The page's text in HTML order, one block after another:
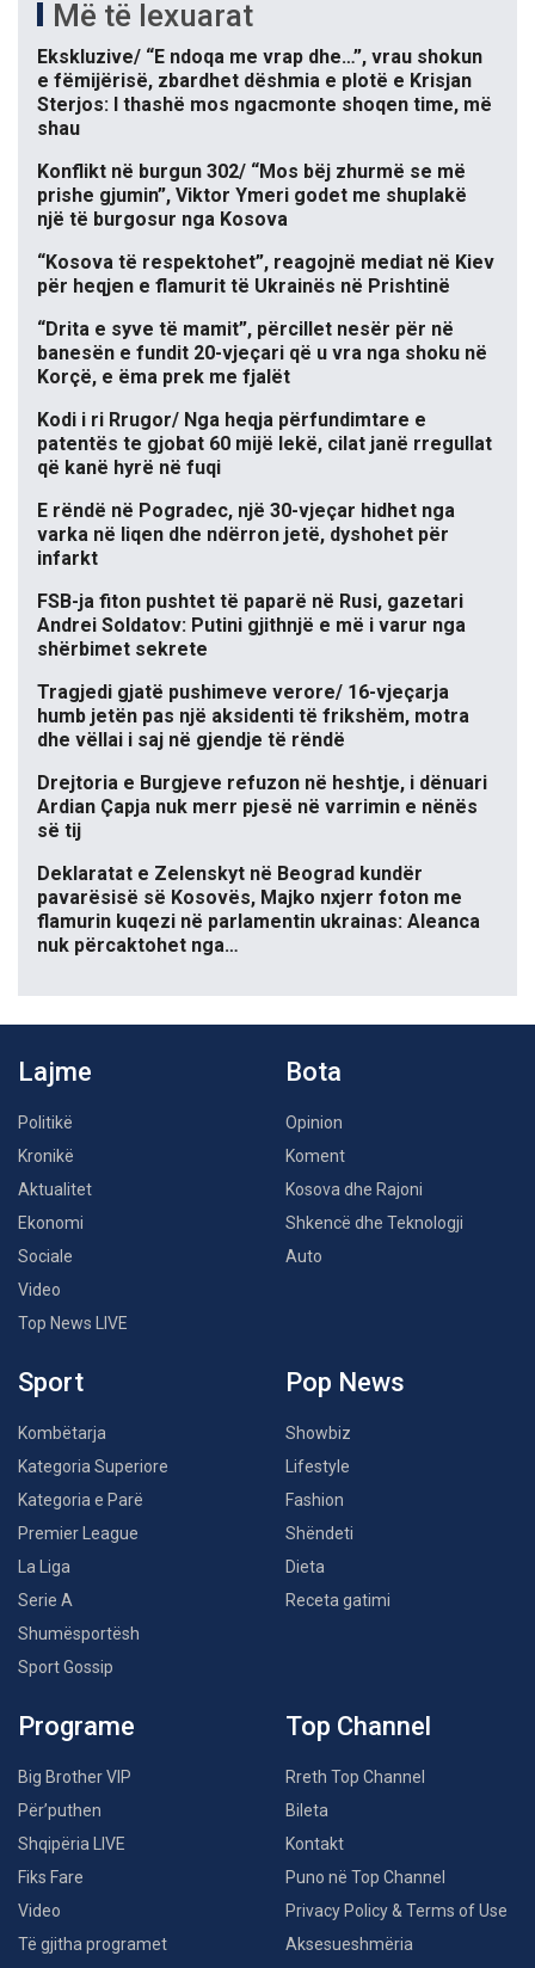
Më të lexuarat
Ekskluzive/ “E ndoqa me vrap dhe…”, vrau shokun
e fëmijërisë, zbardhet dëshmia e plotë e Krisjan
Sterjos: I thashë mos ngacmonte shoqen time, më
shau
Konflikt në burgun 302/ “Mos bëj zhurmë se më
prishe gjumin”, Viktor Ymeri godet me shuplakë
një të burgosur nga Kosova
“Kosova të respektohet”, reagojnë mediat në Kiev
për heqjen e flamurit të Ukrainës në Prishtinë
“Drita e syve të mamit”, përcillet nesër për në
banesën e fundit 20-vjeçari që u vra nga shoku në
Korçë, e ëma prek me fjalët
Kodi i ri Rrugor/ Nga heqja përfundimtare e
patentës te gjobat 60 mijë lekë, cilat janë rregullat
që kanë hyrë në fuqi
E rëndë në Pogradec, një 30-vjeçar hidhet nga
varka në liqen dhe ndërron jetë, dyshohet për
infarkt
FSB-ja fiton pushtet të paparë në Rusi, gazetari
Andrei Soldatov: Putini gjithnjë e më i varur nga
shërbimet sekrete
Tragjedi gjatë pushimeve verore/ 16-vjeçarja
humb jetën pas një aksidenti të frikshëm, motra
dhe vëllai i saj në gjendje të rëndë
Drejtoria e Burgjeve refuzon në heshtje, i dënuari
Ardian Çapja nuk merr pjesë në varrimin e nënës
së tij
Deklaratat e Zelenskyt në Beograd kundër
pavarësisë së Kosovës, Majko nxjerr foton me
flamurin kuqezi në parlamentin ukrainas: Aleanca
nuk përcaktohet nga…
Lajme
Politikë
Kronikë
Aktualitet
Ekonomi
Sociale
Video
Top News LIVE
Bota
Opinion
Koment
Kosova dhe Rajoni
Shkencë dhe Teknologji
Auto
Sport
Kombëtarja
Kategoria Superiore
Kategoria e Parë
Premier League
La Liga
Serie A
Shumësportësh
Sport Gossip
Pop News
Showbiz
Lifestyle
Fashion
Shëndeti
Dieta
Receta gatimi
Programe
Big Brother VIP
Për’puthen
Shqipëria LIVE
Fiks Fare
Video
Të gjitha programet
Top Channel
Rreth Top Channel
Bileta
Kontakt
Puno në Top Channel
Privacy Policy & Terms of Use
Aksesueshmëria